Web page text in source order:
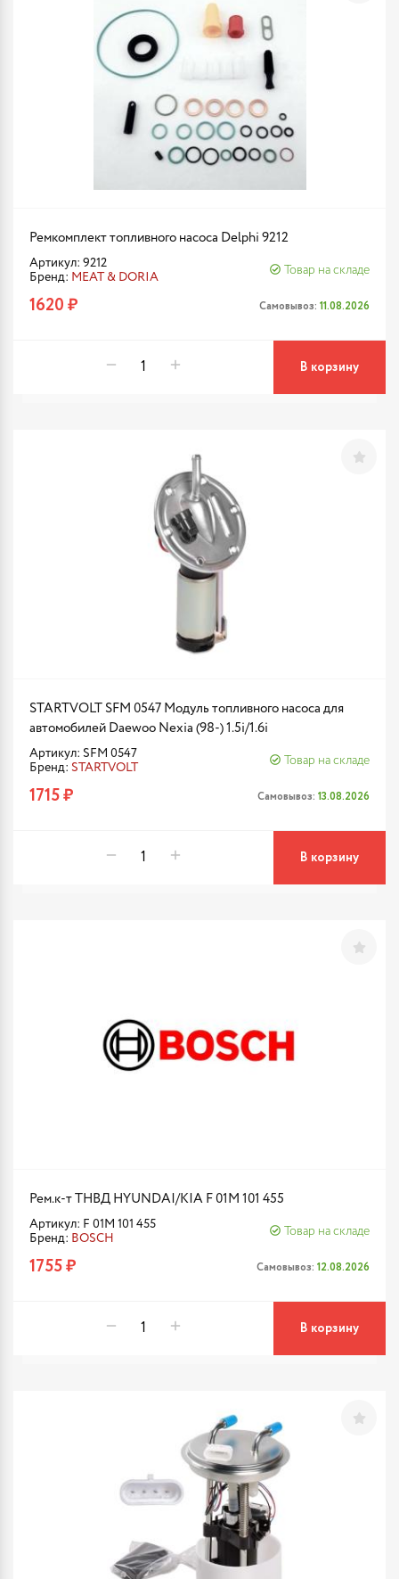
Ремкомплект топливного насоса Delphi 9212
Артикул: 9212
Бренд: MEAT & DORIA
Товар на складе
1620 ₽ Самовывоз: 11.08.2026
В корзину
STARTVOLT SFM 0547 Модуль топливного насоса для
автомобилей Daewoo Nexia (98-) 1.5i/1.6i
Артикул: SFM 0547
Бренд: STARTVOLT
Товар на складе
1715 ₽ Самовывоз: 13.08.2026
В корзину
Рем.к-т ТНВД HYUNDAI/KIA F 01M 101 455
Артикул: F 01M 101 455
Бренд: BOSCH
Товар на складе
1755 ₽ Самовывоз: 12.08.2026
В корзину